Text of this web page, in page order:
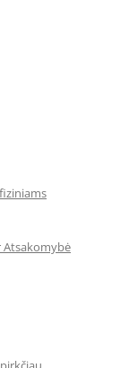
Atsakomybė